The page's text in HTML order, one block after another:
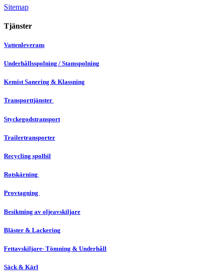
Sitemap
Tjänster
Vattenleverans
Underhållsspolning / Stamspolning
Kemist Sanering & Klassning
Transporttjänster
Styckegodstransport
Trailertransporter
Recycling spolbil
Rotskärning
Provtagning
Besiktning av oljeavskiljare
Bläster & Lackering
Fettavskiljare- Tömning & Underhåll
Säck & Kärl